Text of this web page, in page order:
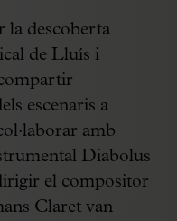
la descoberta
de Lluís i
escenaris a
amb
Diabolus
el compositor
Claret van